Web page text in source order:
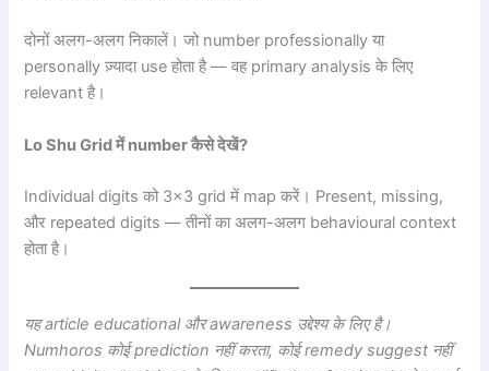
दोनों अलग-अलग निकालें। जो number professionally या
personally ज़्यादा use होता है — वह primary analysis के लिए
relevant है।
Lo Shu Grid में number कैसे देखें?
Individual digits को 3×3 grid में map करें। Present, missing,
और repeated digits — तीनों का अलग-अलग behavioural context
होता है।
यह article educational और awareness उद्देश्य के लिए है।
Numhoros कोई prediction नहीं करता, कोई remedy suggest नहीं